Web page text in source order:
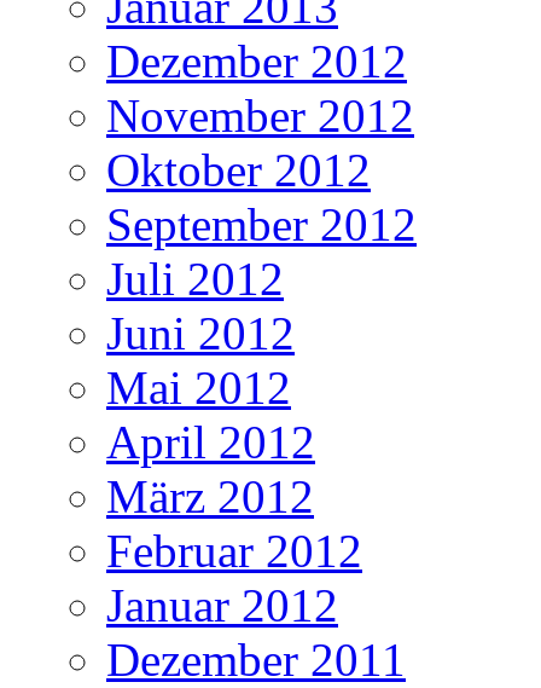
Dezember 2012
November 2012
Oktober 2012
September 2012
Juli 2012
Juni 2012
Mai 2012
April 2012
März 2012
Februar 2012
Januar 2012
Dezember 2011